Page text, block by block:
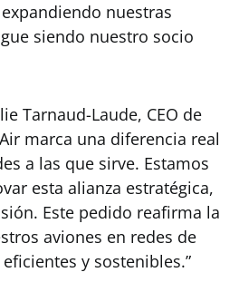
nuestras
siendo nuestro socio
Tarnaud-Laude, CEO de
marca una diferencia real
a las que sirve. Estamos
esta alianza estratégica,
Este pedido reafirma la
aviones en redes de
y sostenibles.”